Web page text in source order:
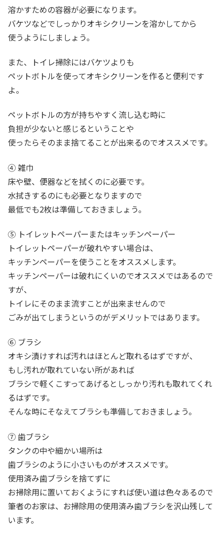
溶かすための容器が必要になります。
バケツなどでしっかりオキシクリーンを溶かしてから
使うようにしましょう。
また、トイレ掃除にはバケツよりも
ペットボトルを使ってオキシクリーンを作ると便利です
よ。
ペットボトルの方が持ちやすく流し込む時に
負担が少ないと感じるということや
使ったらそのまま捨てることが出来るのでオススメです。
④ 雑巾
床や壁、便器などを拭くのに必要です。
水拭きするのにも必要となりますので
最低でも2枚は準備しておきましょう。
⑤ トイレットペーパーまたはキッチンペーパー
トイレットペーパーが破れやすい場合は、
キッチンペーパーを使うことをオススメします。
キッチンペーパーは破れにくいのでオススメではあるので
すが、
トイレにそのまま流すことが出来ませんので
ごみが出てしまうというのがデメリットではあります。
⑥ ブラシ
オキシ漬けすれば汚れはほとんど取れるはずですが、
もし汚れが取れていない所があれば
ブラシで軽くこすってあげるとしっかり汚れも取れてくれ
るはずです。
そんな時にそなえてブラシも準備しておきましょう。
⑦ 歯ブラシ
タンクの中や細かい場所は
歯ブラシのように小さいものがオススメです。
使用済み歯ブラシを捨てずに
お掃除用に置いておくようにすれば使い道は色々あるので
筆者のお家は、お掃除用の使用済み歯ブラシを沢山残して
います。